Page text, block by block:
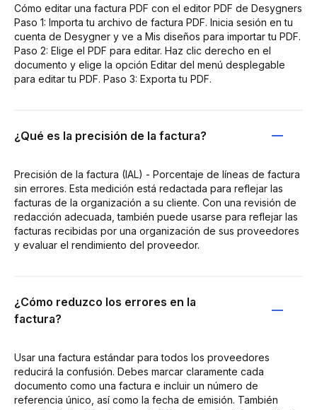
Cómo editar una factura PDF con el editor PDF de Desygners
Paso 1: Importa tu archivo de factura PDF. Inicia sesión en tu
cuenta de Desygner y ve a Mis diseños para importar tu PDF.
Paso 2: Elige el PDF para editar. Haz clic derecho en el
documento y elige la opción Editar del menú desplegable
para editar tu PDF. Paso 3: Exporta tu PDF.
¿Qué es la precisión de la factura?
Precisión de la factura (IAL) - Porcentaje de líneas de factura
sin errores. Esta medición está redactada para reflejar las
facturas de la organización a su cliente. Con una revisión de
redacción adecuada, también puede usarse para reflejar las
facturas recibidas por una organización de sus proveedores
y evaluar el rendimiento del proveedor.
¿Cómo reduzco los errores en la
factura?
Usar una factura estándar para todos los proveedores
reducirá la confusión. Debes marcar claramente cada
documento como una factura e incluir un número de
referencia único, así como la fecha de emisión. También